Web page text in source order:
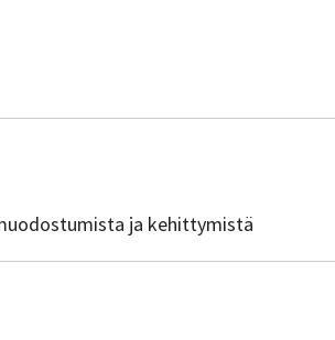
ja kehittymistä